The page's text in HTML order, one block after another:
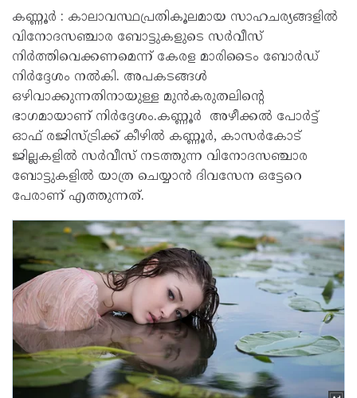
കണ്ണൂർ : കാലാവസ്ഥപ്രതികൂലമായ സാഹചര്യങ്ങളിൽ
വിനോദസഞ്ചാര ബോട്ടുകളുടെ സർവീസ്
നിർത്തിവെക്കണമെന്ന് കേരള മാരിടൈം ബോർഡ്
നിർദ്ദേശം നൽകി. അപകടങ്ങൾ
ഒഴിവാക്കുന്നതിനായുള്ള മുൻകരുതലിന്റെ
ഭാഗമായാണ് നിർദ്ദേശം.കണ്ണൂർ അഴീക്കൽ പോർട്ട്
ഓഫ് രജിസ്ട്രിക്ക് കീഴിൽ കണ്ണൂർ, കാസർകോട്
ജില്ലകളിൽ സർവീസ് നടത്തുന്ന വിനോദസഞ്ചാര
ബോട്ടുകളിൽ യാത്ര ചെയ്യാൻ ദിവസേന ഒട്ടേറെ
പേരാണ് എത്തുന്നത്.